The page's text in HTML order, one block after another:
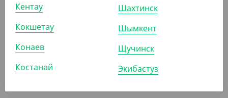
Кентау
Кокшетау
Конаев
Костанай
Шахтинск
Шымкент
Щучинск
Экибастуз